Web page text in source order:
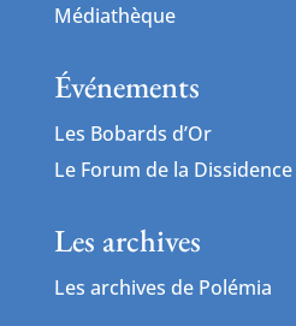
Médiathèque
Événements
Les Bobards d’Or
Le Forum de la Dissidence
Les archives
Les archives de Polémia